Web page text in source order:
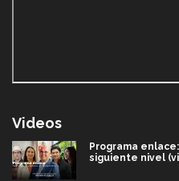
Videos
Programa
siguiente nivel